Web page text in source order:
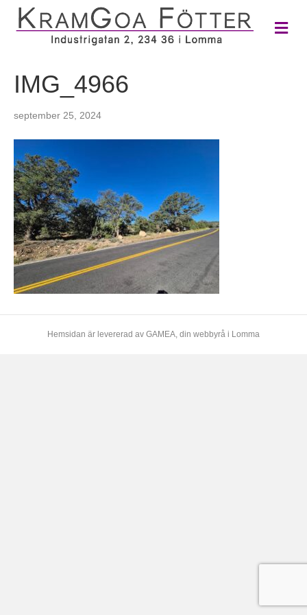
M
e
IMG_4966
september 25, 2024
Hemsidan är levererad av GAMEA, din webbyrå i Lomma